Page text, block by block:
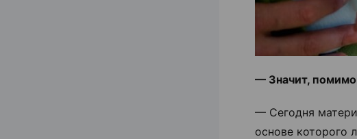
— Значит,
— Сегодня
основе которого